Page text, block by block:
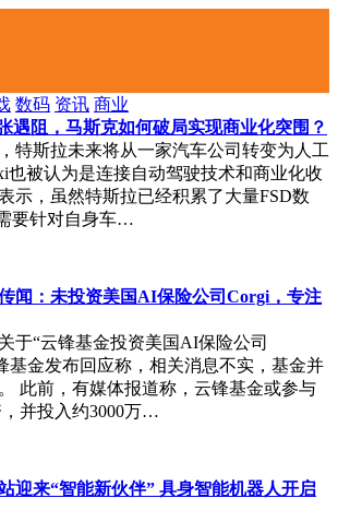
数码 资讯 商业
遇阻，马斯克如何破局实现商业化突围？
特斯拉未来将从一家汽车公司转变为人工
也被认为是连接自动驾驶技术和商业化收
示，虽然特斯拉已经积累了大量FSD数
要针对自身车…
闻：未投资美国AI保险公司Corgi，专注
于“云锋基金投资美国AI保险公司
基金发布回应称，相关消息不实，基金并
此前，有媒体报道称，云锋基金或参与
并投入约3000万…
迎来“智能新伙伴” 具身智能机器人开启